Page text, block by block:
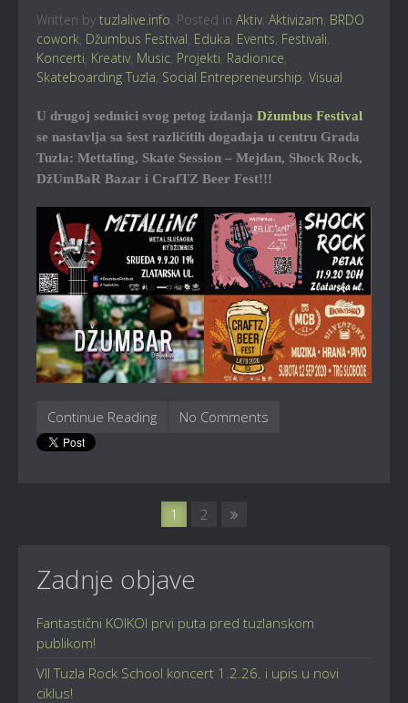
Written by tuzlalive.info. Posted in Aktiv, Aktivizam, BRDO
cowork, Džumbus Festival, Eduka, Events, Festivali,
Koncerti, Kreativ, Music, Projekti, Radionice,
Skateboarding Tuzla, Social Entrepreneurship, Visual
U drugoj sedmici svog petog izdanja Džumbus Festival
se nastavlja sa šest različitih događaja u centru Grada
Tuzla: Mettaling, Skate Session – Mejdan, Shock Rock,
DžUmBaR Bazar i CrafTZ Beer Fest!!!
Continue Reading No Comments
1 2
Zadnje objave
Fantastični KOIKOI prvi puta pred tuzlanskom
publikom!
VII Tuzla Rock School koncert 1.2.26. i upis u novi
ciklus!